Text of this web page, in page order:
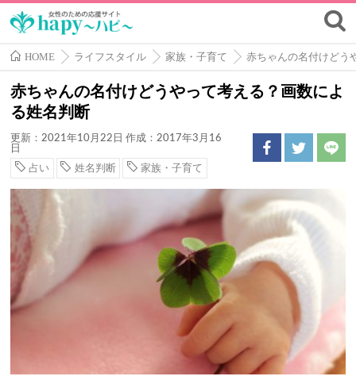
HOME ライフスタイル 家族・子育て 赤ちゃんの名付けどう
赤ちゃんの名付けどうやって考える？画数によ
る姓名判断
更新：2021年10月22日 作成：2017年3月16
日
占い
姓名判断 家族・子育て